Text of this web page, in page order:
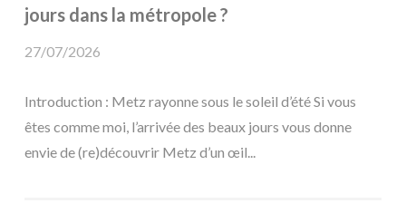
jours dans la métropole ?
27/07/2026
Introduction : Metz rayonne sous le soleil d’été Si vous
êtes comme moi, l’arrivée des beaux jours vous donne
envie de (re)découvrir Metz d’un œil...